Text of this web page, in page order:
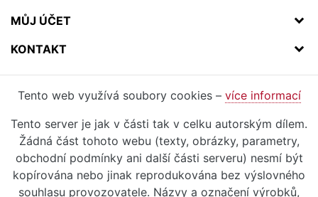
MŮJ ÚČET
KONTAKT
Tento web využívá soubory cookies – více informací
Tento server je jak v části tak v celku autorským dílem.
Žádná část tohoto webu (texty, obrázky, parametry,
obchodní podmínky ani další části serveru) nesmí být
kopírována nebo jinak reprodukována bez výslovného
souhlasu provozovatele. Názvy a označení výrobků,